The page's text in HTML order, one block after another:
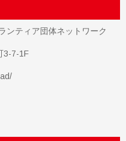
ンティア団体ネットワーク
3-7-1F